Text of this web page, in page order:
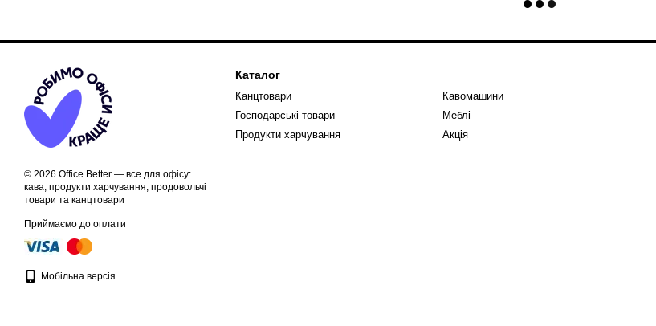
© 2026 Office Better — все для офісу:
кава, продукти харчування, продовольчі
товари та канцтовари
Приймаємо до оплати
Мобільна версія
Каталог
Канцтовари
Господарські товари
Продукти харчування
Кавомашини
Меблі
Акція